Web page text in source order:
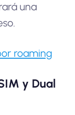
una
roaming
y Dual